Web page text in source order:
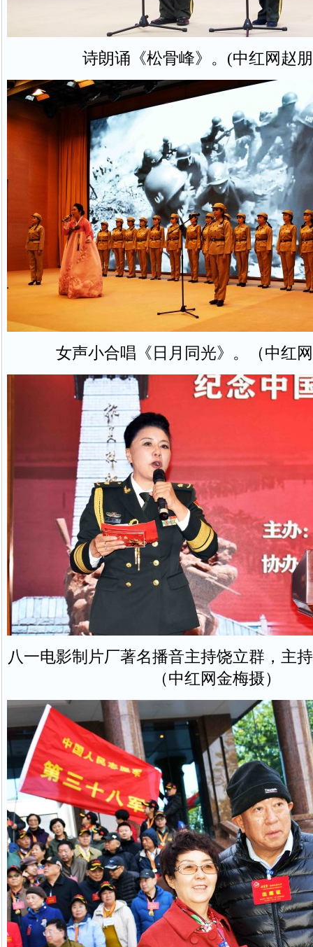
诗朗诵《松骨峰》。(中红网赵
女声小合唱《日月同光》。（中红
八一电影制片厂著名播音主持饶立群，主
（中红网金梅摄）